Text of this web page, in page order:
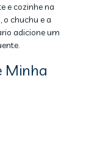
e cozinhe na
o chuchu e a
adicione um
Minha